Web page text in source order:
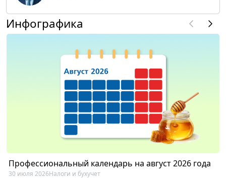
Инфографика
Профессиональный календарь на август 2026 года
30 июля 2026Налоги и бухучет